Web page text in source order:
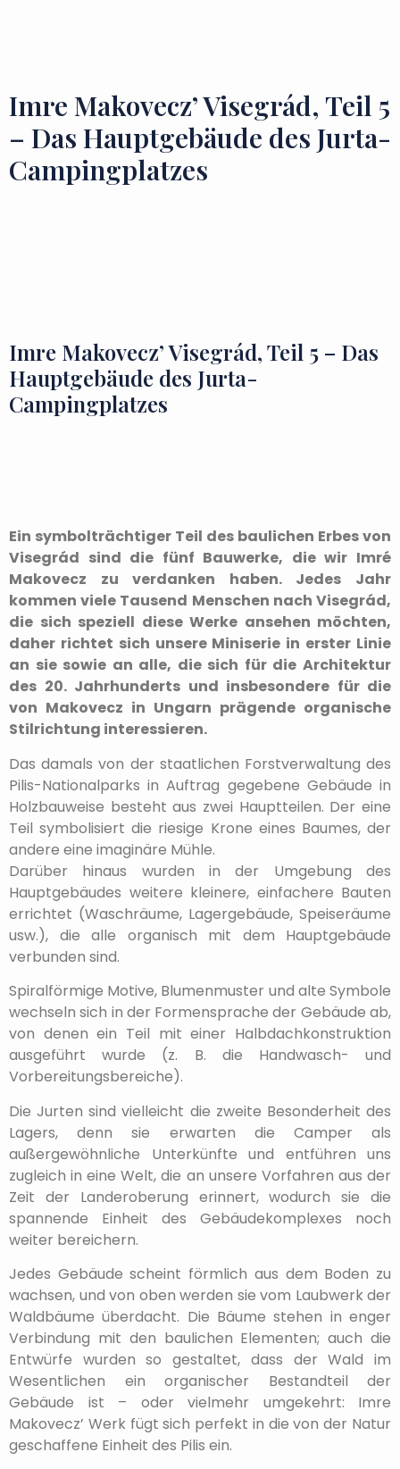
Imre Makovecz’ Visegrád, Teil 5
– Das Hauptgebäude des Jurta-
Campingplatzes
Imre Makovecz’ Visegrád, Teil 5 – Das
Hauptgebäude des Jurta-
Campingplatzes
Ein symbolträchtiger Teil des baulichen Erbes von
Visegrád sind die fünf Bauwerke, die wir Imré
Makovecz zu verdanken haben. Jedes Jahr
kommen viele Tausend Menschen nach Visegrád,
die sich speziell diese Werke ansehen möchten,
daher richtet sich unsere Miniserie in erster Linie
an sie sowie an alle, die sich für die Architektur
des 20. Jahrhunderts und insbesondere für die
von Makovecz in Ungarn prägende organische
Stilrichtung interessieren.
Das damals von der staatlichen Forstverwaltung des
Pilis-Nationalparks in Auftrag gegebene Gebäude in
Holzbauweise besteht aus zwei Hauptteilen. Der eine
Teil symbolisiert die riesige Krone eines Baumes, der
andere eine imaginäre Mühle.
Darüber hinaus wurden in der Umgebung des
Hauptgebäudes weitere kleinere, einfachere Bauten
errichtet (Waschräume, Lagergebäude, Speiseräume
usw.), die alle organisch mit dem Hauptgebäude
verbunden sind.
Spiralförmige Motive, Blumenmuster und alte Symbole
wechseln sich in der Formensprache der Gebäude ab,
von denen ein Teil mit einer Halbdachkonstruktion
ausgeführt wurde (z. B. die Handwasch- und
Vorbereitungsbereiche).
Die Jurten sind vielleicht die zweite Besonderheit des
Lagers, denn sie erwarten die Camper als
außergewöhnliche Unterkünfte und entführen uns
zugleich in eine Welt, die an unsere Vorfahren aus der
Zeit der Landeroberung erinnert, wodurch sie die
spannende Einheit des Gebäudekomplexes noch
weiter bereichern.
Jedes Gebäude scheint förmlich aus dem Boden zu
wachsen, und von oben werden sie vom Laubwerk der
Waldbäume überdacht. Die Bäume stehen in enger
Verbindung mit den baulichen Elementen; auch die
Entwürfe wurden so gestaltet, dass der Wald im
Wesentlichen ein organischer Bestandteil der
Gebäude ist – oder vielmehr umgekehrt: Imre
Makovecz’ Werk fügt sich perfekt in die von der Natur
geschaffene Einheit des Pilis ein.